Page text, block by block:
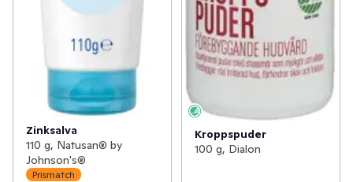
Zinksalva
110 g, Natusan® by
Johnson's®
Prismatch
Kroppspuder
100 g, Dialon